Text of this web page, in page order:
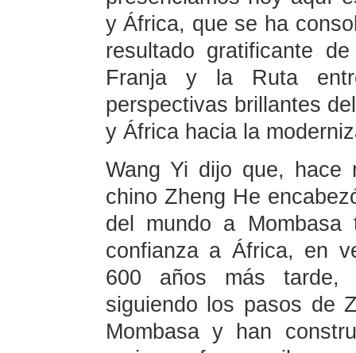
y África, que se ha
resultado gratificante
Franja y la Ruta
perspectivas brillantes
y África hacia la
Wang Yi dijo que, hace
chino Zheng He
del mundo a
confianza a África, en
600 años más tarde,
siguiendo los pasos de
Mombasa y han